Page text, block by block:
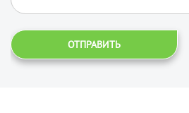
ОТПРАВИТЬ